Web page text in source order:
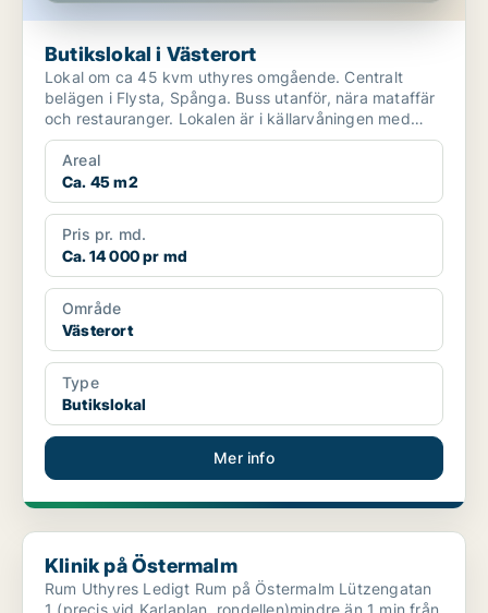
Butikslokal i Västerort
Lokal om ca 45 kvm uthyres omgående. Centralt
belägen i Flysta, Spånga. Buss utanför, nära mataffär
och restauranger. Lokalen är i källarvåningen med
ege...
Areal
Ca. 45 m2
Pris pr. md.
Ca. 14 000 pr md
Område
Västerort
Type
Butikslokal
Mer info
Klinik på Östermalm
Klinik på Östermalm
Rum Uthyres Ledigt Rum på Östermalm Lützengatan